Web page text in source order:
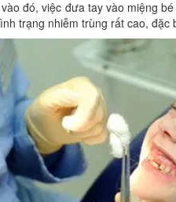
đó, việc đưa tay vào miệng
trạng nhiễm trùng rất cao, đặc